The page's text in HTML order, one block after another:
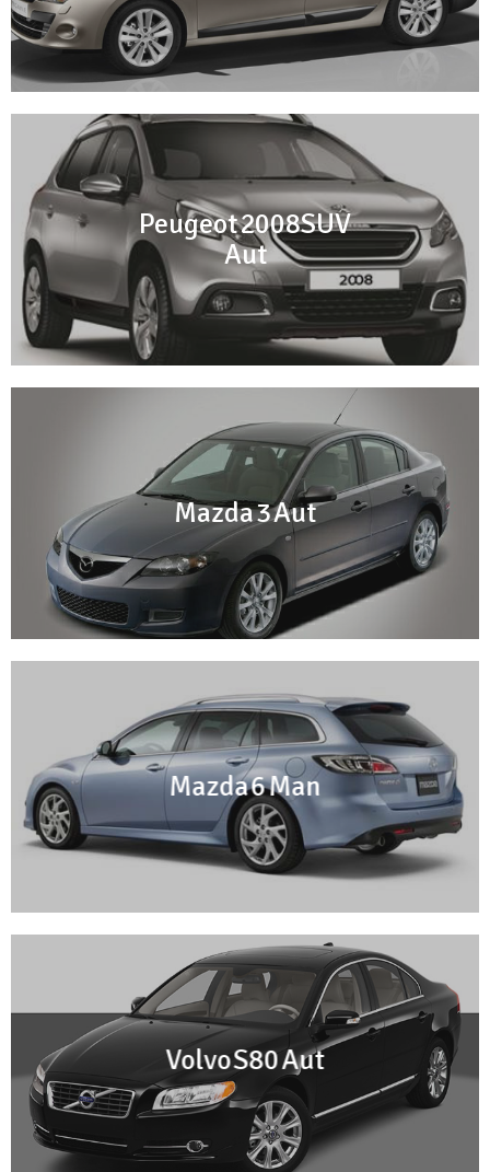
Peugeot 2008SUV
Aut
Mazda 3 Aut
Mazda 6 Man
Volvo S80 Aut